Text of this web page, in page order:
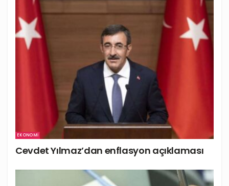
EKONOMI
Cevdet Yılmaz’dan enflasyon açıklaması